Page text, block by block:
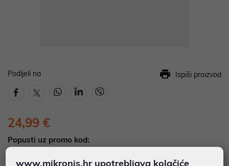
Podijeli na Ispiši proizvod
24,99 €
Popusti uz promo kod:
www.mikronis.hr upotrebljava kolačiće